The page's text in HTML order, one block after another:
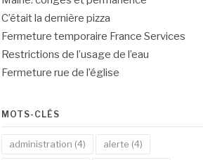
C’était la dernière pizza
Fermeture temporaire France Services
Restrictions de l’usage de l’eau
Fermeture rue de l’église
MOTS-CLÉS
administration (4) alerte (4)